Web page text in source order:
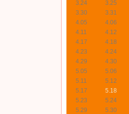
3.24 3.25
3.30
3.31
4.05
4.06
4.11
4.12
4.17
4.18
4.23
4.24
4.29
4.30
5.05
5.06
5.11
5.12
5.17
5.18
5.23
5.24
5.29
5.30